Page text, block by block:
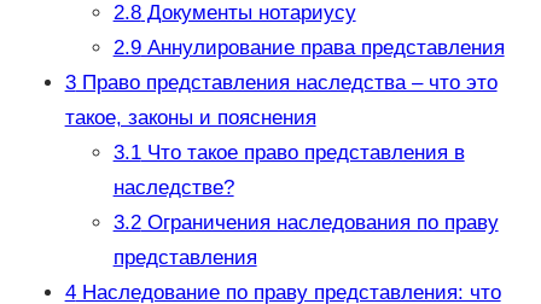
2.8Документы нотариусу
2.9Аннулирование права представления
3Право представления наследства – что это
такое, законы и пояснения
3.1Что такое право представления в
наследстве?
3.2Ограничения наследования по праву
представления
4Наследование по праву представления: что